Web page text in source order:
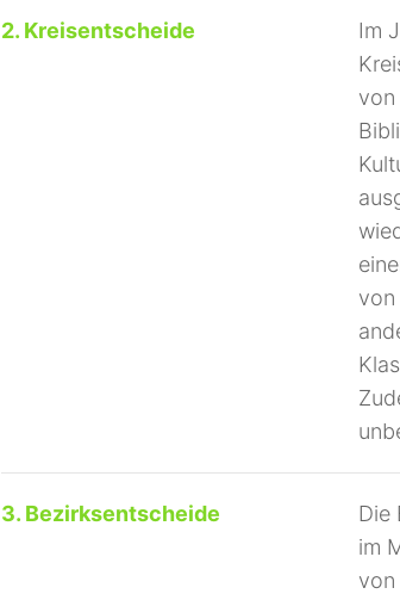
2. Kreisentscheide
Im
von
3. Bezirksentscheide
Die
im
von